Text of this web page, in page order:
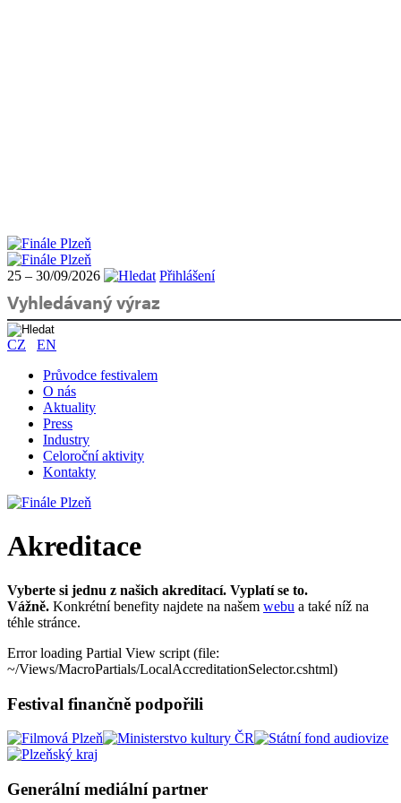
25 – 30/09/2026 Přihlášení
CZ
EN
Průvodce festivalem
O nás
Aktuality
Press
Industry
Celoroční aktivity
Kontakty
Akreditace
Vyberte si jednu z našich akreditací. Vyplatí se to.
Vážně. Konkrétní benefity najdete na našem webu a také níž na
téhle stránce.
Error loading Partial View script (file:
~/Views/MacroPartials/LocalAccreditationSelector.cshtml)
Festival finančně podpořili
Generální mediální partner